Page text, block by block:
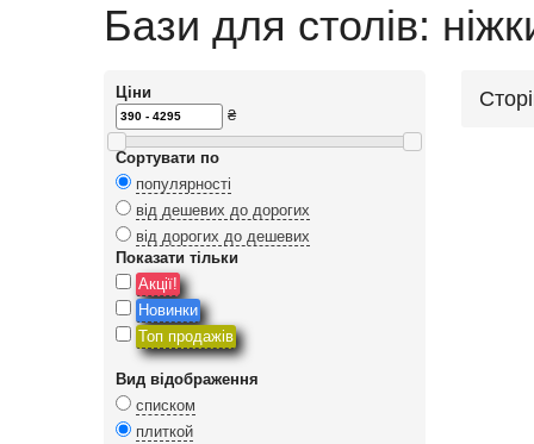
Бази для столів:
Ціни
₴
Сортувати по
популярності
від дешевих до дорогих
від дорогих до дешевих
Показати тільки
Акції!
Новинки
Топ продажів
Вид відображення
списком
плиткой